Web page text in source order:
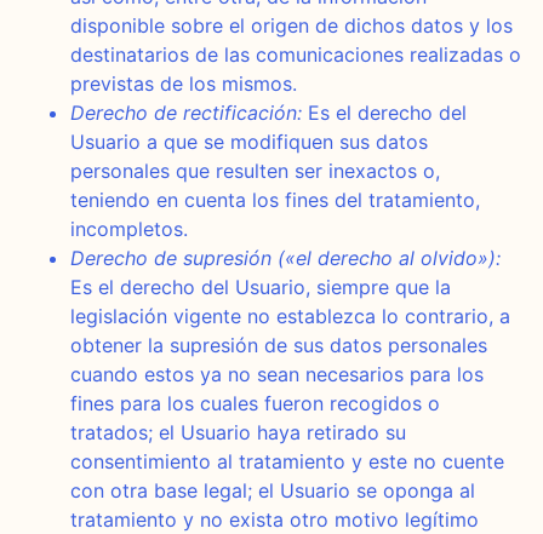
disponible sobre el origen de dichos datos y los
destinatarios de las comunicaciones realizadas o
previstas de los mismos.
Derecho de rectificación:Es el derecho del
Usuario a que se modifiquen sus datos
personales que resulten ser inexactos o,
teniendo en cuenta los fines del tratamiento,
incompletos.
Derecho de supresión («el derecho al olvido»):
Es el derecho del Usuario, siempre que la
legislación vigente no establezca lo contrario, a
obtener la supresión de sus datos personales
cuando estos ya no sean necesarios para los
fines para los cuales fueron recogidos o
tratados; el Usuario haya retirado su
consentimiento al tratamiento y este no cuente
con otra base legal; el Usuario se oponga al
tratamiento y no exista otro motivo legítimo